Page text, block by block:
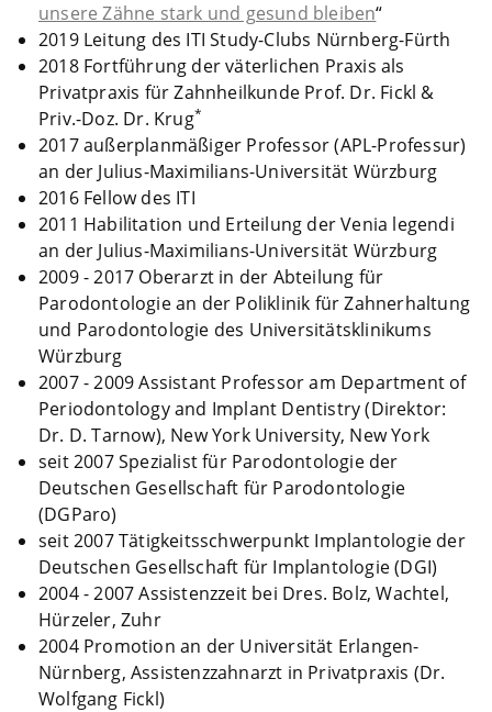
unsere Zähne stark und gesund bleiben“
2019 Leitung des ITI Study-Clubs Nürnberg-Fürth
2018 Fortführung der väterlichen Praxis als
Privatpraxis für Zahnheilkunde Prof. Dr. Fickl &
Priv.-Doz. Dr. Krug*
2017 außerplanmäßiger Professor (APL-Professur)
an der Julius-Maximilians-Universität Würzburg
2016 Fellow des ITI
2011 Habilitation und Erteilung der Venia legendi
an der Julius-Maximilians-Universität Würzburg
2009 - 2017 Oberarzt in der Abteilung für
Parodontologie an der Poliklinik für Zahnerhaltung
und Parodontologie des Universitätsklinikums
Würzburg
2007 - 2009 Assistant Professor am Department of
Periodontology and Implant Dentistry (Direktor:
Dr. D. Tarnow), New York University, New York
seit 2007 Spezialist für Parodontologie der
Deutschen Gesellschaft für Parodontologie
(DGParo)
seit 2007 Tätigkeitsschwerpunkt Implantologie der
Deutschen Gesellschaft für Implantologie (DGI)
2004 - 2007 Assistenzzeit bei Dres. Bolz, Wachtel,
Hürzeler, Zuhr
2004 Promotion an der Universität Erlangen-
Nürnberg, Assistenzzahnarzt in Privatpraxis (Dr.
Wolfgang Fickl)